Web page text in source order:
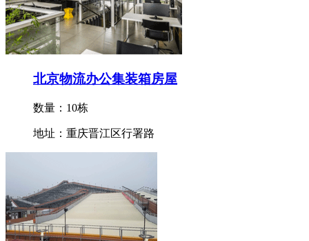
北京物流办公集装箱房屋
数量：10栋
地址：重庆晋江区行署路